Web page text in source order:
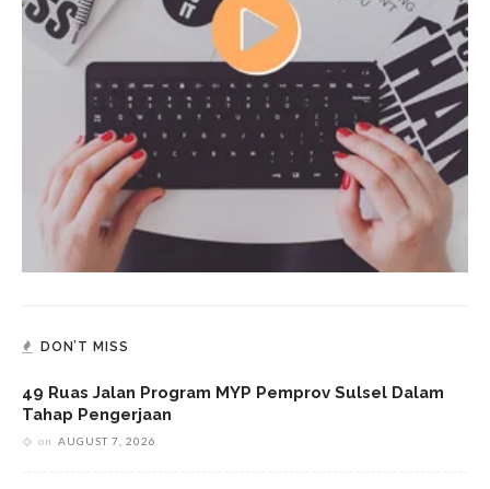
DON’T MISS
49 Ruas Jalan Program MYP Pemprov Sulsel Dalam
Tahap Pengerjaan
on AUGUST 7, 2026